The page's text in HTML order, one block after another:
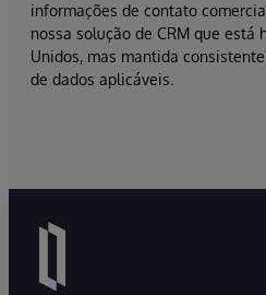
informações de contato
nossa solução de CRM que está
Unidos, mas mantida
de dados aplicáveis.